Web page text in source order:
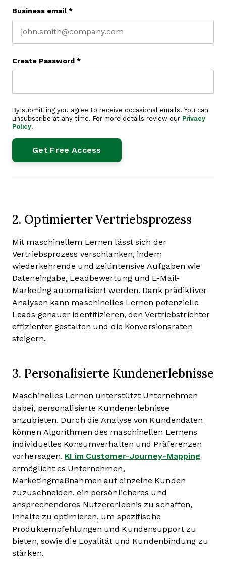
Business email *
Create Password *
By submitting you agree to receive occasional emails. You can
unsubscribe at any time. For more details review our Privacy
Policy.
2. Optimierter Vertriebsprozess
Mit maschinellem Lernen lässt sich der
Vertriebsprozess verschlanken, indem
wiederkehrende und zeitintensive Aufgaben wie
Dateneingabe, Leadbewertung und E-Mail-
Marketing automatisiert werden. Dank prädiktiver
Analysen kann maschinelles Lernen potenzielle
Leads genauer identifizieren, den Vertriebstrichter
effizienter gestalten und die Konversionsraten
steigern.
3. Personalisierte Kundenerlebnisse
Maschinelles Lernen unterstützt Unternehmen
dabei, personalisierte Kundenerlebnisse
anzubieten. Durch die Analyse von Kundendaten
können Algorithmen des maschinellen Lernens
individuelles Konsumverhalten und Präferenzen
vorhersagen. KI im Customer-Journey-Mapping
ermöglicht es Unternehmen,
Marketingmaßnahmen auf einzelne Kunden
zuzuschneiden, ein persönlicheres und
ansprechenderes Nutzererlebnis zu schaffen,
Inhalte zu optimieren, um spezifische
Produktempfehlungen und Kundensupport zu
bieten, sowie die Loyalität und Kundenbindung zu
stärken.